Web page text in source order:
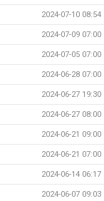
2024-07-10 08:54
2024-07-09 07:00
2024-07-05 07:00
2024-06-28 07:00
2024-06-27 19:30
2024-06-27 08:00
2024-06-21 09:00
2024-06-21 07:00
2024-06-14 06:17
2024-06-07 09:03